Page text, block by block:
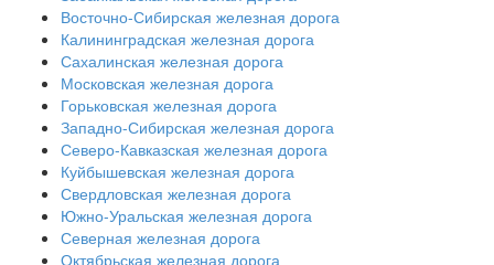
Восточно-Сибирская железная дорога
Калининградская железная дорога
Сахалинская железная дорога
Московская железная дорога
Горьковская железная дорога
Западно-Сибирская железная дорога
Северо-Кавказская железная дорога
Куйбышевская железная дорога
Свердловская железная дорога
Южно-Уральская железная дорога
Северная железная дорога
Октябрьская железная дорога